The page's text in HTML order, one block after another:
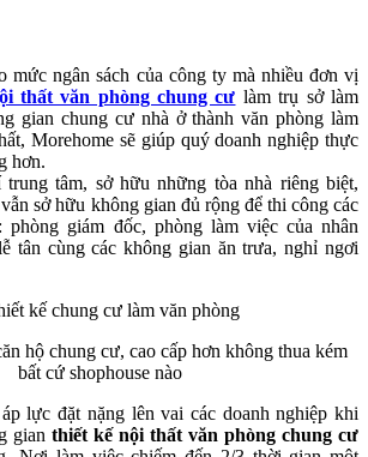
mức ngân sách của công ty mà nhiều đơn vị
thất văn phòng chung cư làm trụ sở làm
gian chung cư nhà ở thành văn phòng làm
Morehome sẽ giúp quý doanh nghiệp thực
hơn.
tâm, sở hữu những tòa nhà riêng biệt,
sở hữu không gian đủ rộng để thi công các
giám đốc, phòng làm việc của nhân
tân cùng các không gian ăn trưa, nghỉ ngơi
hộ chung cư, cao cấp hơn không thua kém
bất cứ shophouse nào
lực đặt nặng lên vai các doanh nghiệp khi
gian thiết kế nội thất văn phòng chung cư